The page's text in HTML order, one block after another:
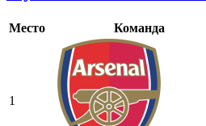
Место Команда
1